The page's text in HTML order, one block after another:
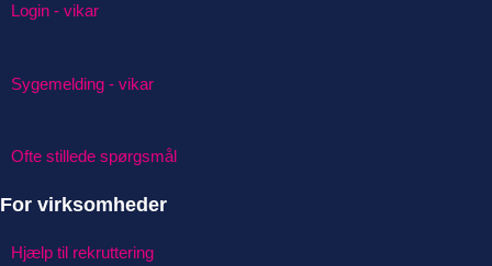
Login - vikar
Sygemelding - vikar
Ofte stillede spørgsmål
For virksomheder
Hjælp til rekruttering